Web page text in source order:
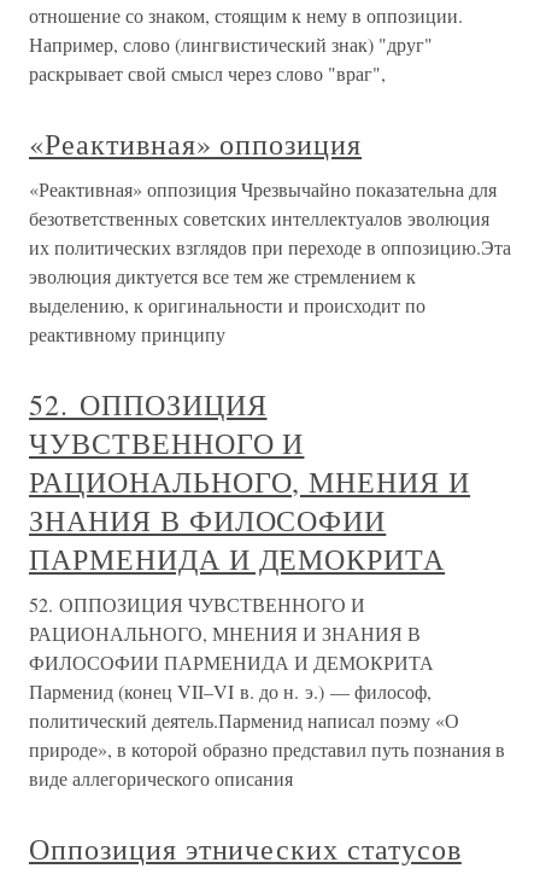
отношение со знаком, стоящим к нему в оппозиции.
Например, слово (лингвистический знак) "друг"
раскрывает свой смысл через слово "враг",
«Реактивная» оппозиция
«Реактивная» оппозиция Чрезвычайно показательна для
безответственных советских интеллектуалов эволюция
их политических взглядов при переходе в оппозицию.Эта
эволюция диктуется все тем же стремлением к
выделению, к оригинальности и происходит по
реактивному принципу
52. ОППОЗИЦИЯ
ЧУВСТВЕННОГО И
РАЦИОНАЛЬНОГО, МНЕНИЯ И
ЗНАНИЯ В ФИЛОСОФИИ
ПАРМЕНИДА И ДЕМОКРИТА
52. ОППОЗИЦИЯ ЧУВСТВЕННОГО И
РАЦИОНАЛЬНОГО, МНЕНИЯ И ЗНАНИЯ В
ФИЛОСОФИИ ПАРМЕНИДА И ДЕМОКРИТА
Парменид (конец VII–VI в. до н. э.) — философ,
политический деятель.Парменид написал поэму «О
природе», в которой образно представил путь познания в
виде аллегорического описания
Оппозиция этнических статусов